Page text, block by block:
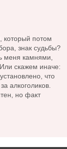
который потом
знак судьбы?
меня камнями,
скажем иначе:
что
алкоголиков.
но факт